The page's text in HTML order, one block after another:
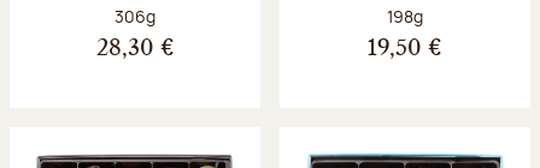
Poids net :
306g
28,30 €
Poids net :
198g
19,50 €